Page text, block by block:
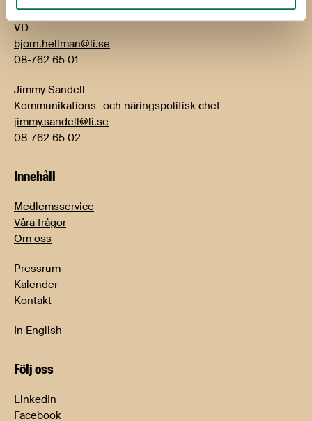
Björn Hellman
VD
bjorn.hellman@li.se
08-762 65 01
Jimmy Sandell
Kommunikations- och näringspolitisk chef
jimmy.sandell@li.se
08-762 65 02
Innehåll
Medlemsservice
Våra frågor
Om oss
Pressrum
Kalender
Kontakt
In English
Följ oss
LinkedIn
Facebook